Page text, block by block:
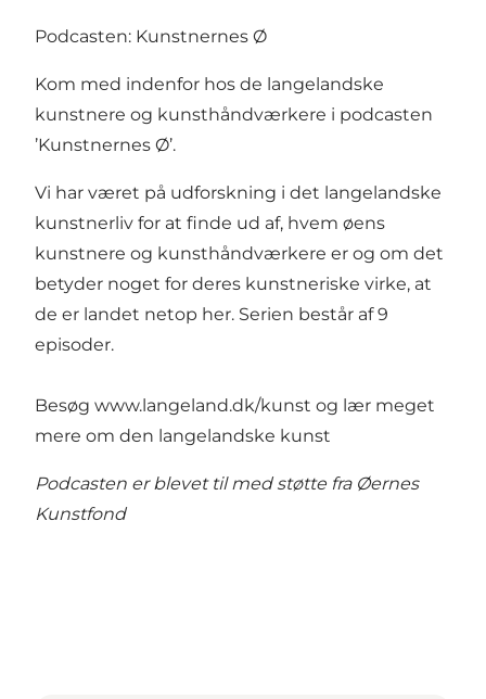
Podcasten: Kunstnernes Ø
Kom med indenfor hos de langelandske
kunstnere og kunsthåndværkere i podcasten
’Kunstnernes Ø’.
Vi har været på udforskning i det langelandske
kunstnerliv for at finde ud af, hvem øens
kunstnere og kunsthåndværkere er og om det
betyder noget for deres kunstneriske virke, at
de er landet netop her. Serien består af 9
episoder.
Besøg www.langeland.dk/kunst og lær meget
mere om den langelandske kunst
Podcasten er blevet til med støtte fra Øernes
Kunstfond